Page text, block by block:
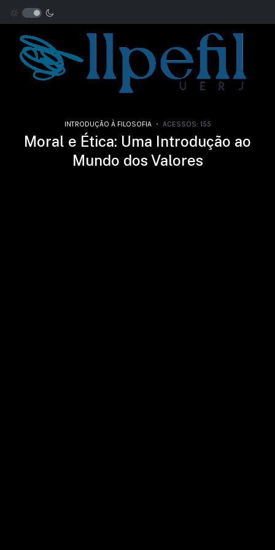
INTRODUÇÃO À FILOSOFIA ACESSOS: 155
Moral e Ética: Uma Introdução ao
Mundo dos Valores